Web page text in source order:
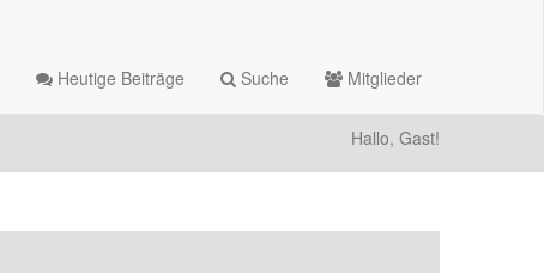
Heutige Beiträge Suche Mitglieder
Hallo, Gast!